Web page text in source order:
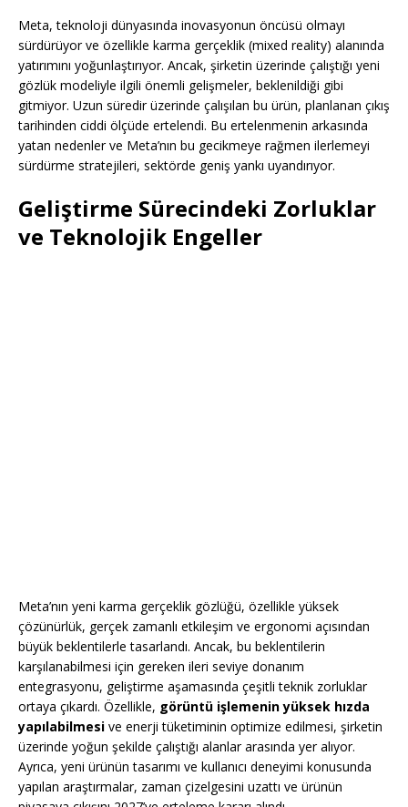
Meta, teknoloji dünyasında inovasyonun öncüsü olmayı
sürdürüyor ve özellikle karma gerçeklik (mixed reality) alanında
yatırımını yoğunlaştırıyor. Ancak, şirketin üzerinde çalıştığı yeni
gözlük modeliyle ilgili önemli gelişmeler, beklenildiği gibi
gitmiyor. Uzun süredir üzerinde çalışılan bu ürün, planlanan çıkış
tarihinden ciddi ölçüde ertelendi. Bu ertelenmenin arkasında
yatan nedenler ve Meta’nın bu gecikmeye rağmen ilerlemeyi
sürdürme stratejileri, sektörde geniş yankı uyandırıyor.
Geliştirme Sürecindeki Zorluklar
ve Teknolojik Engeller
Meta’nın yeni karma gerçeklik gözlüğü, özellikle yüksek
çözünürlük, gerçek zamanlı etkileşim ve ergonomi açısından
büyük beklentilerle tasarlandı. Ancak, bu beklentilerin
karşılanabilmesi için gereken ileri seviye donanım
entegrasyonu, geliştirme aşamasında çeşitli teknik zorluklar
ortaya çıkardı. Özellikle, görüntü işlemenin yüksek hızda
yapılabilmesi ve enerji tüketiminin optimize edilmesi, şirketin
üzerinde yoğun şekilde çalıştığı alanlar arasında yer alıyor.
Ayrıca, yeni ürünün tasarımı ve kullanıcı deneyimi konusunda
yapılan araştırmalar, zaman çizelgesini uzattı ve ürünün